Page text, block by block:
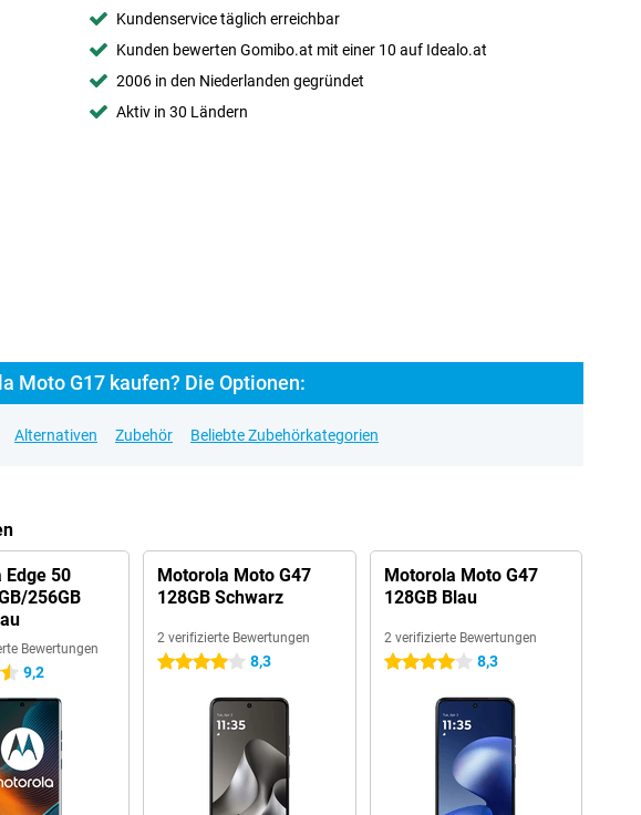
Kundenservice täglich erreichbar
Kunden bewerten Gomibo.at mit einer 10 auf Idealo.at
2006 in den Niederlanden gegründet
Aktiv in 30 Ländern
Moto G17 kaufen? Die Optionen:
Alternativen Zubehör Beliebte Zubehörkategorien
Edge 50
256GB
Bewertungen
9,2
Motorola Moto G47
128GB Schwarz
2 verifizierte Bewertungen
4 Sterne 8,3
Motorola Moto G47
128GB Blau
2 verifizierte Bewertungen
4 Sterne 8,3